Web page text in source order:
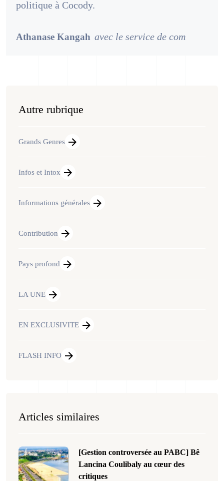
politique à Cocody.
Athanase Kangah avec le service de com
Autre rubrique
Grands Genres
Infos et Intox
Informations générales
Contribution
Pays profond
LA UNE
EN EXCLUSIVITE
FLASH INFO
Articles similaires
[Gestion controversée au PABC] Bê
Lancina Coulibaly au cœur des
critiques